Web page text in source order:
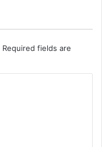
Required fields are